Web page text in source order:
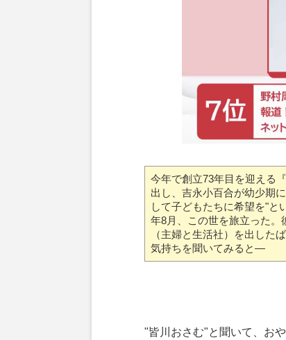
今年で創立73年目を迎える
出し、吉永小百合が幼少期
して子どもたちに希望を"と
年8月、この世を旅立った。
（主婦と生活社）を出した
気持ちを聞いてみると―
"皆川おさむ"と聞いて、おや